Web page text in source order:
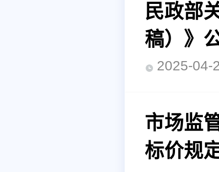
民政部
稿）》
2025-
市场监
标价规